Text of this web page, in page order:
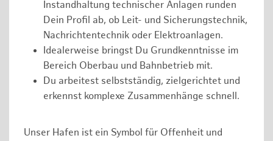
Instandhaltung technischer Anlagen runden
Dein Profil ab, ob Leit- und Sicherungstechnik,
Nachrichtentechnik oder Elektroanlagen.
Idealerweise bringst Du Grundkenntnisse im
Bereich Oberbau und Bahnbetrieb mit.
Du arbeitest selbstständig, zielgerichtet und
erkennst komplexe Zusammenhänge schnell.
Unser Hafen ist ein Symbol für Offenheit und